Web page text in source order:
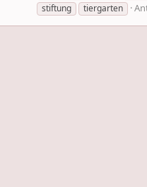
stiftung
tiergarten